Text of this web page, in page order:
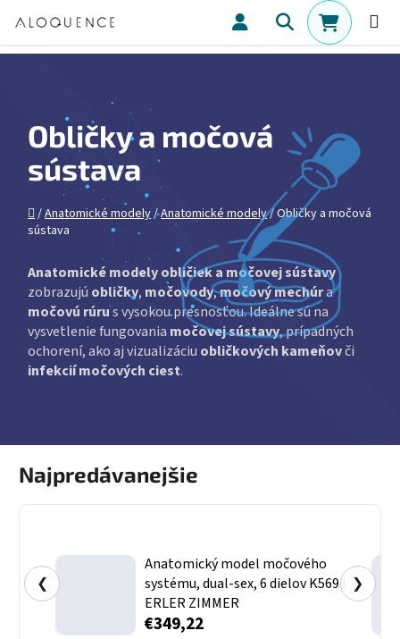
Hľadať
Obličky a močová
sústava
Domov
/Anatomické modely/Anatomické modely/Obličky a močová
sústava
Anatomické modely obličiek a močovej sústavy
zobrazujú obličky, močovody,močový mechúra
močovú rúrus vysokou presnosťou. Ideálne sú na
vysvetlenie fungovania močovej sústavy, prípadných
ochorení, ako aj vizualizáciu obličkových kameňovči
infekcií močových ciest.
Najpredávanejšie
Anatomický model močového
systému, dual-sex, 6 dielov K569 I
ERLER ZIMMER
€349,22
❮ ❯